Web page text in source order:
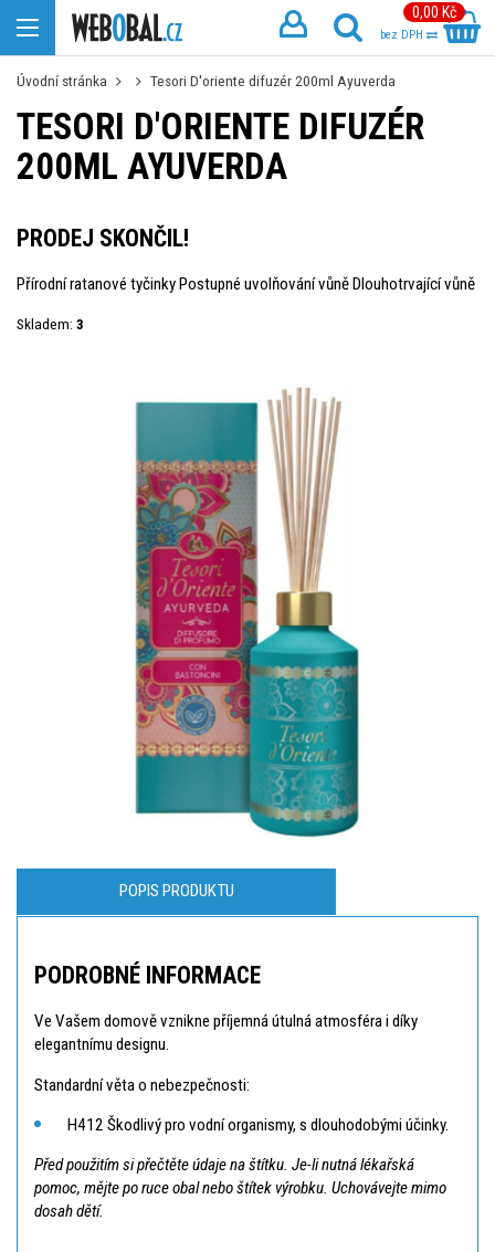
0,00 Kč
bez DPH
Úvodní stránka Tesori D'oriente difuzér 200ml Ayuverda
TESORI D'ORIENTE DIFUZÉR
200ML AYUVERDA
PRODEJ SKONČIL!
Přírodní ratanové tyčinky Postupné uvolňování vůně Dlouhotrvající vůně
Skladem: 3
POPIS PRODUKTU
PODROBNÉ INFORMACE
Ve Vašem domově vznikne příjemná útulná atmosféra i díky
elegantnímu designu.
Standardní věta o nebezpečnosti:
H412 Škodlivý pro vodní organismy, s dlouhodobými účinky.
Před použitím si přečtěte údaje na štítku. Je-li nutná lékařská
pomoc, mějte po ruce obal nebo štítek výrobku. Uchovávejte mimo
dosah dětí.